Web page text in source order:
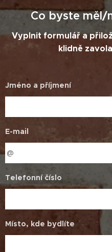
Co byste měl/
Vyplnit formulář a
klidně
Jméno a příjmení
E-mail
Telefonní číslo
Místo, kde bydlíte